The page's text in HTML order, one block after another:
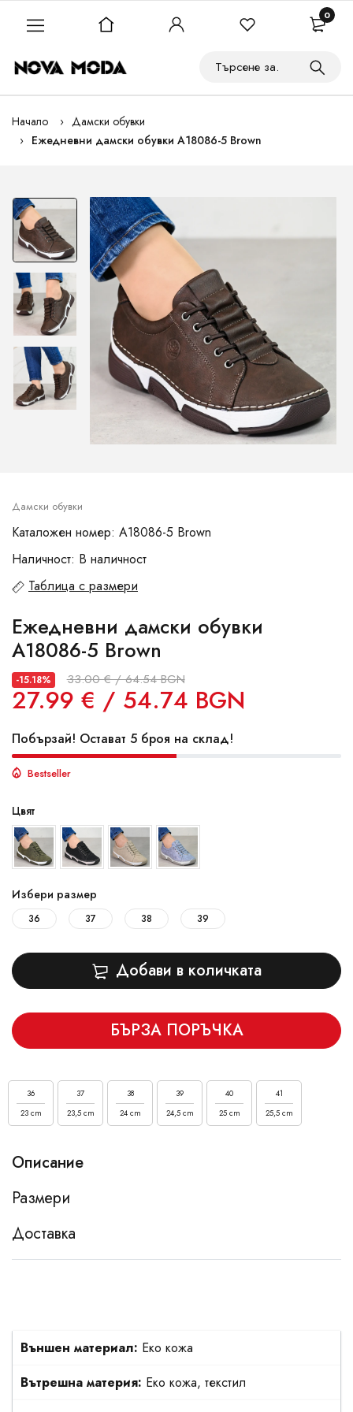
Начало
Дамски обувки
Ежедневни дамски обувки A18086-5 Brown
Дамски обувки
Каталожен номер: A18086-5 Brown
Наличност: В наличност
Таблица с размери
Ежедневни дамски обувки
A18086-5 Brown
-15.18% 33.00 € / 64.54 BGN
27.99 € / 54.74 BGN
Побързай! Остават 5 броя на склад!
Bestseller
Цвят
Избери размер
36 37 38 39
Добави в количката
БЪРЗА ПОРЪЧКА
36
23 cm
37
23,5 cm
38
24 cm
39
24,5 cm
40
25 cm
41
25,5 cm
Описание
Размери
Доставка
Външен материал: Еко кожа
Вътрешна материя: Еко кожа, текстил
0